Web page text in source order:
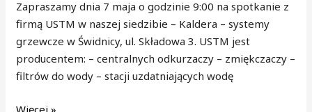
Zapraszamy dnia 7 maja o godzinie 9:00 na spotkanie z
firmą USTM w naszej siedzibie – Kaldera – systemy
grzewcze w Świdnicy, ul. Składowa 3. USTM jest
producentem: – centralnych odkurzaczy – zmiękczaczy –
filtrów do wody – stacji uzdatniających wodę
Więcej »